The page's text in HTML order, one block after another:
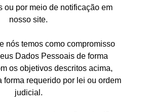
ou por meio de notificação em
nosso site.
nós temos como compromisso
Dados Pessoais de forma
os objetivos descritos acima,
forma requerido por lei ou ordem
judicial.